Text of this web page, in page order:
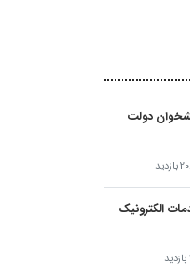
دولت
الکترونیک